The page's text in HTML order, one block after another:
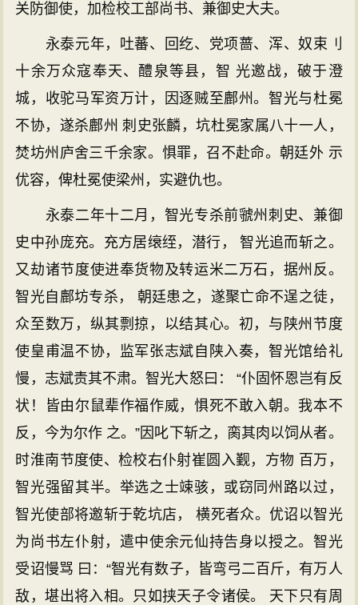
关防御使，加检校工部尚书、兼御史大夫。
永泰元年，吐蕃、回纥、党项蔷、浑、奴束刂
十余万众寇奉天、醴泉等县，智 光邀战，破于澄
城，收驼马军资万计，因逐贼至鄜州。智光与杜冕
不协，遂杀鄜州 刺史张麟，坑杜冕家属八十一人，
焚坊州庐舍三千余家。惧罪，召不赴命。朝廷外 示
优容，俾杜冕使梁州，实避仇也。
永泰二年十二月，智光专杀前虢州刺史、兼御
史中孙庞充。充方居缞绖，潜行， 智光追而斩之。
又劫诸节度使进奉货物及转运米二万石，据州反。
智光自鄜坊专杀， 朝廷患之，遂聚亡命不逞之徒，
众至数万，纵其剽掠，以结其心。初，与陕州节度
使皇甫温不协，监军张志斌自陕入奏，智光馆给礼
慢，志斌责其不肃。智光大怒曰： “仆固怀恩岂有反
状！皆由尔鼠辈作福作威，惧死不敢入朝。我本不
反，今为尔作 之。”因叱下斩之，脔其肉以饲从者。
时淮南节度使、检校右仆射崔圆入觐，方物 百万，
智光强留其半。举选之士竦骇，或窃同州路以过，
智光使部将邀斩于乾坑店， 横死者众。优诏以智光
为尚书左仆射，遣中使余元仙持告身以授之。智光
受诏慢骂 曰：“智光有数子，皆弯弓二百斤，有万人
敌，堪出将入相。只如挟天子令诸侯。 天下只有周